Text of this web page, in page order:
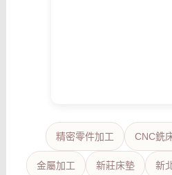
精密零件加工 CNC銑
金屬加工 新莊床墊 新